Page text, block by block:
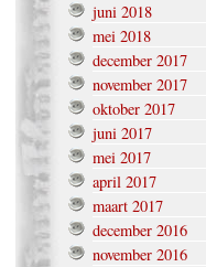
juni 2018
mei 2018
december 2017
november 2017
oktober 2017
juni 2017
mei 2017
april 2017
maart 2017
december 2016
november 2016